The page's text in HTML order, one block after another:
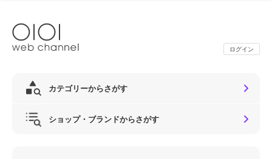
ログイン
カテゴリーからさがす
ショップ・ブランドからさがす